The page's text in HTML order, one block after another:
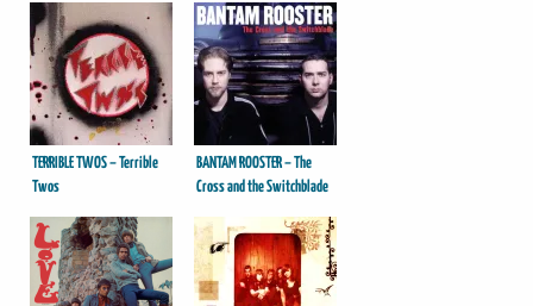
TERRIBLE TWOS – Terrible
Twos
BANTAM ROOSTER – The
Cross and the Switchblade